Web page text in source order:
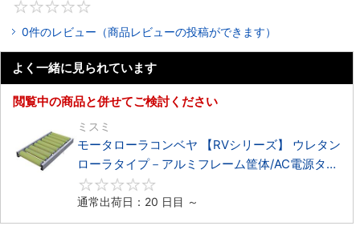
0件のレビュー（商品レビューの投稿ができます）
よく一緒に見られています
閲覧中の商品と併せてご検討ください
ミスミ
モータローラコンベヤ 【RVシリーズ】 ウレタン
ローラタイプ－アルミフレーム筐体/AC電源タイ
プ－
通常出荷日：20 日目 ～